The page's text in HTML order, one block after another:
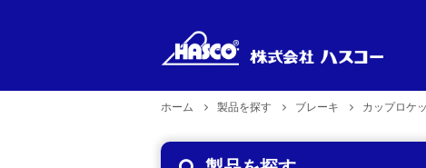
新製品 製品型式
製品のお取り扱い
企業理念
ホーム 製品を探す ブレーキ カップロケ